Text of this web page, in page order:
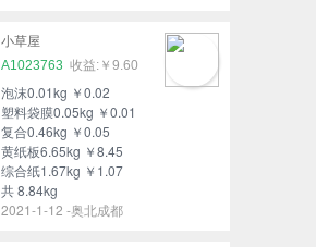
小草屋
A1023763
￥9.60
泡沫0.01kg ￥0.02
塑料袋膜0.05kg ￥0.01
复合0.46kg ￥0.05
黄纸板6.65kg ￥8.45
综合纸1.67kg ￥1.07
共 8.84kg
2021-1-12 -奥北成都